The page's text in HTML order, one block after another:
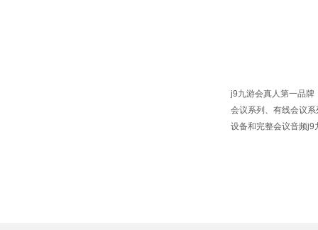
j9九游会真人第一品牌
会议系列 、 有线会议系
设备和完整会议音频j9